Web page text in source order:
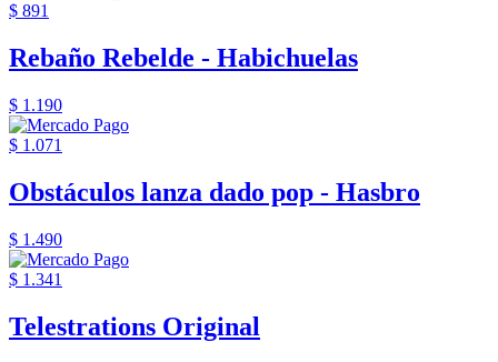
$ 891
Rebaño Rebelde - Habichuelas
$ 1.190
$ 1.071
Obstáculos lanza dado pop - Hasbro
$ 1.490
$ 1.341
Telestrations Original